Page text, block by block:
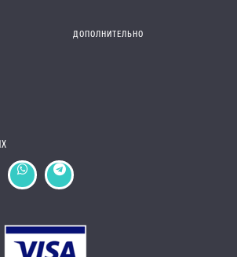
ДОПОЛНИТЕЛЬНО